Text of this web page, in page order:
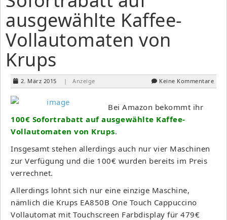
ausgewählte Kaffee-
Vollautomaten von
Krups
2. März 2015 | Anzeige Keine Kommentare
Bei Amazon bekommt ihr
100€ Sofortrabatt auf ausgewählte Kaffee-
Vollautomaten von Krups.
Insgesamt stehen allerdings auch nur vier Maschinen
zur Verfügung und die 100€ wurden bereits im Preis
verrechnet.
Allerdings lohnt sich nur eine einzige Maschine,
nämlich die Krups EA850B One Touch Cappuccino
Vollautomat mit Touchscreen Farbdisplay für 479€